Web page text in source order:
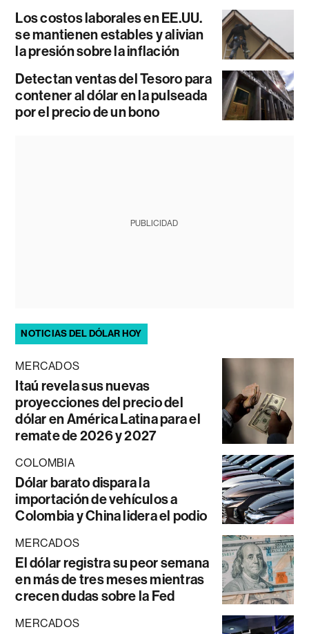
Los costos laborales en EE.UU.
se mantienen estables y alivian
la presión sobre la inflación
Detectan ventas del Tesoro para
contener al dólar en la pulseada
por el precio de un bono
PUBLICIDAD
NOTICIAS DEL DÓLAR HOY
MERCADOS
Itaú revela sus nuevas
proyecciones del precio del
dólar en América Latina para el
remate de 2026 y 2027
COLOMBIA
Dólar barato dispara la
importación de vehículos a
Colombia y China lidera el podio
MERCADOS
El dólar registra su peor semana
en más de tres meses mientras
crecen dudas sobre la Fed
MERCADOS